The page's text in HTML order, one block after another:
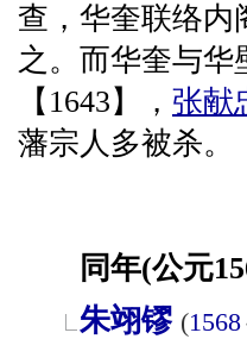
查，华奎联络内
之。而华奎与华
【1643】， 张献
藩宗人多被杀。
同年(公元
朱翊镠 (1568